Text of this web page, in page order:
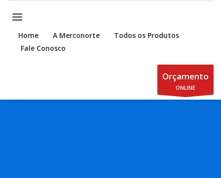
Home A Merconorte
Todos os Produtos
Fale Conosco
Orçamento
ONLINE